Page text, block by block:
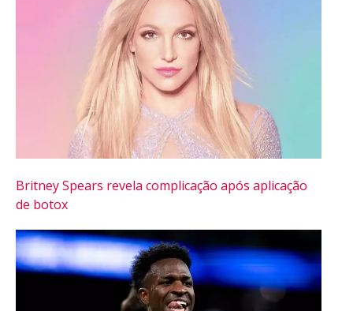
Britney Spears revela complicação após aplicação
de botox